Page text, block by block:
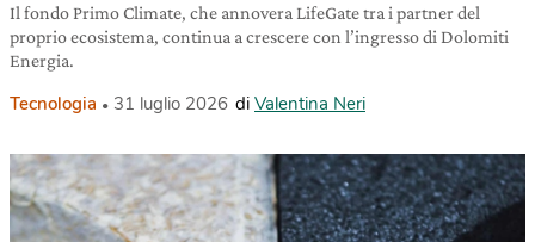
Il fondo Primo Climate, che annovera LifeGate tra i partner del
proprio ecosistema, continua a crescere con l’ingresso di Dolomiti
Energia.
Tecnologia 31 luglio 2026 di Valentina Neri